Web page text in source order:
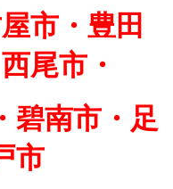
市・豊田
尾市・
碧南市・足
市